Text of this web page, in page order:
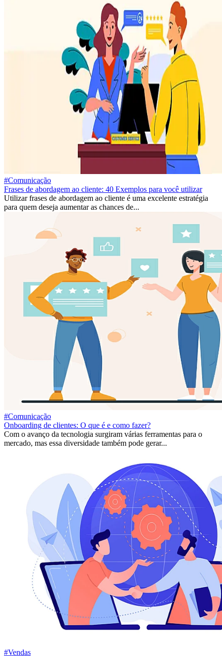
#Comunicação
Frases de abordagem ao cliente: 40 Exemplos para você utilizar
Utilizar frases de abordagem ao cliente é uma excelente estratégia
para quem deseja aumentar as chances de...
#Comunicação
Onboarding de clientes: O que é e como fazer?
Com o avanço da tecnologia surgiram várias ferramentas para o
mercado, mas essa diversidade também pode gerar...
#Vendas